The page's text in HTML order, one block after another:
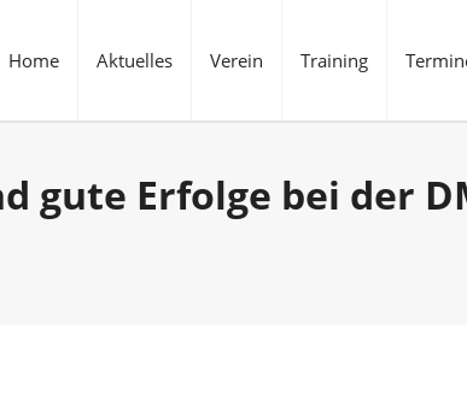
Home Aktuelles Verein Training
gute Erfolge bei der